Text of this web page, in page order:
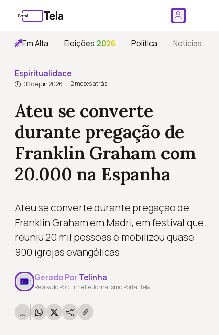
Em Alta Eleições 2026 Política Notícias
Espiritualidade
02 de jun 2026 2 meses atrás
Ateu se converte
durante pregação de
Franklin Graham com
20.000 na Espanha
Ateu se converte durante pregação de
Franklin Graham em Madri, em festival que
reuniu 20 mil pessoas e mobilizou quase
900 igrejas evangélicas
Gerado PorTelinha
Revisado Por: Time De Jornalismo Portal Tela